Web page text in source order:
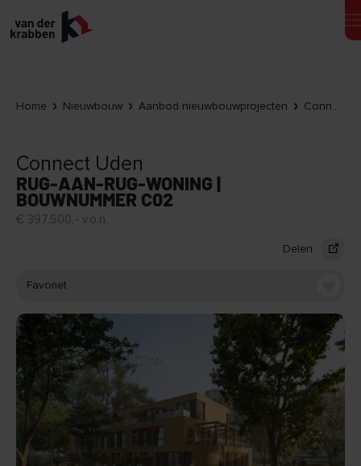
Home Nieuwbouw Aanbod nieuwbouwprojecten Connect Uden
Connect Uden
RUG-AAN-RUG-WONING |
BOUWNUMMER C02
€ 397.500,- v.o.n.
Delen
Favoriet